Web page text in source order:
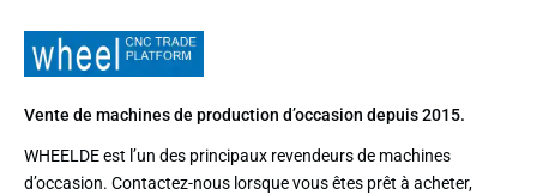
Vente de machines de production d’occasion depuis 2015.
WHEELDE est l’un des principaux revendeurs de machines
d’occasion. Contactez-nous lorsque vous êtes prêt à acheter,